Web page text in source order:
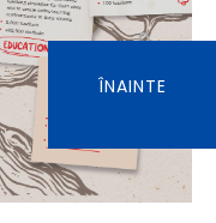
ÎNAINTE